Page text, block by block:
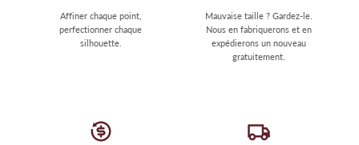
Affiner chaque point,
perfectionner chaque
silhouette.
Mauvaise taille ? Gardez-le.
Nous en fabriquerons et en
expédierons un nouveau
gratuitement.